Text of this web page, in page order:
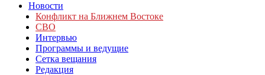
Новости
Конфликт на Ближнем Востоке
СВО
Интервью
Программы и ведущие
Сетка вещания
Редакция